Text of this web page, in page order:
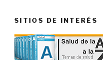
SITIOS DE INTERÉS